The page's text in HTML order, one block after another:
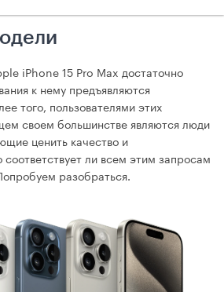
iPhone 15 Pro Max достаточно
к нему предъявляются
того, пользователями этих
своем большинстве являются люди
ценить качество и
ли всем этим запросам
разобраться.